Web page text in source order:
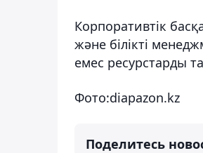
Корпоративтік
және білікті
емес ресурстарды
Фото:diapazon.kz
Поделитесь